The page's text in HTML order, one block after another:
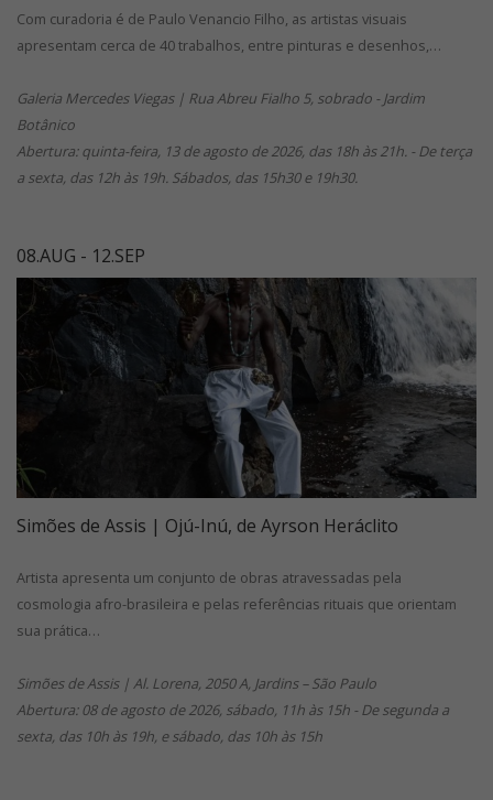
Com curadoria é de Paulo Venancio Filho, as artistas visuais
apresentam cerca de 40 trabalhos, entre pinturas e desenhos,…
Galeria Mercedes Viegas | Rua Abreu Fialho 5, sobrado - Jardim
Botânico
Abertura: quinta-feira, 13 de agosto de 2026, das 18h às 21h. - De terça
a sexta, das 12h às 19h. Sábados, das 15h30 e 19h30.
08.AUG - 12.SEP
Simões de Assis | Ojú-Inú, de Ayrson Heráclito
Artista apresenta um conjunto de obras atravessadas pela
cosmologia afro-brasileira e pelas referências rituais que orientam
sua prática…
Simões de Assis | Al. Lorena, 2050 A, Jardins – São Paulo
Abertura: 08 de agosto de 2026, sábado, 11h às 15h - De segunda a
sexta, das 10h às 19h, e sábado, das 10h às 15h